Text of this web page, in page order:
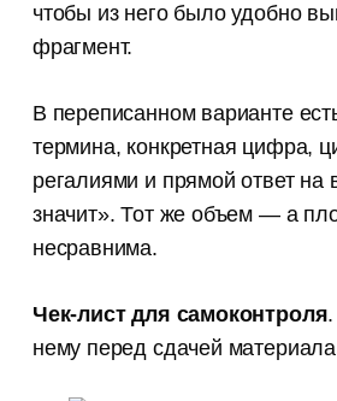
чтобы из него было удобно
фрагмент.
В переписанном варианте
термина, конкретная цифра,
регалиями и прямой ответ на
значит». Тот же объем — а
несравнима.
Чек-лист для самоконтроля
нему перед сдачей